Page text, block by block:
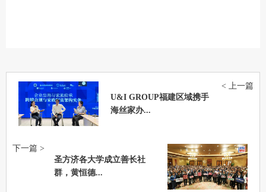
U&I GROUP福建区域携手
海丝家办...
< 上一篇
圣方济各大学成立善长社
群，黄恒德...
下一篇 >